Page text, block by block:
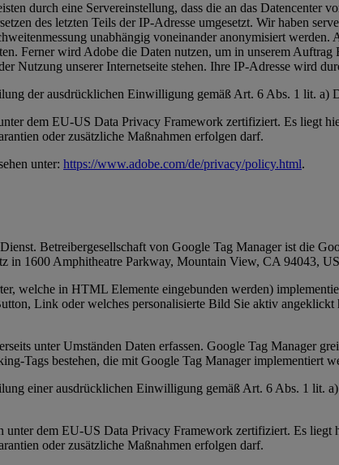
durch eine Servereinstellung, dass die an das Datencenter
des letzten Teils der IP-Adresse umgesetzt. Wir haben
unabhängig voneinander anonymisiert
Ferner wird Adobe die Daten nutzen, um in unserem
Nutzung unserer Internetseite stehen. Ihre IP-Adresse wird
der ausdrücklichen Einwilligung gemäß Art. 6 Abs. 1 lit.
dem EU-US Data Privacy Framework zertifiziert. Es liegt
oder zusätzliche Maßnahmen erfolgen darf.
unter: https://www.adobe.com/de/privacy/policy.html.
Betreibergesellschaft von Google Tag Manager ist die
in 1600 Amphitheatre Parkway, Mountain View, CA 94043,
welche in HTML Elemente eingebunden werden)
Link oder welches personalisierte Bild Sie aktiv
unter Umständen Daten erfassen. Google Tag Manager
Tags bestehen, die mit Google Tag Manager implementiert
einer ausdrücklichen Einwilligung gemäß Art. 6 Abs. 1
dem EU-US Data Privacy Framework zertifiziert. Es liegt
oder zusätzliche Maßnahmen erfolgen darf.